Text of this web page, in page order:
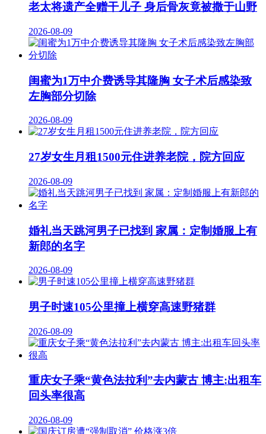
老太将遗产全赠干儿子 身后骨灰竟被撒于山野
2026-08-09
闺蜜为1万中介费诱导其隆胸 女子术后感染致
左胸部分切除
2026-08-09
27岁女生月租1500元住进养老院，院方回应
2026-08-09
婚礼当天跳河男子已找到 家属：定制婚服上有
新郎的名字
2026-08-09
男子时速105公里撞上横穿高速野猪群
2026-08-09
重庆女子乘“黄色法拉利”去内蒙古 博主:出租车
回头率很高
2026-08-09